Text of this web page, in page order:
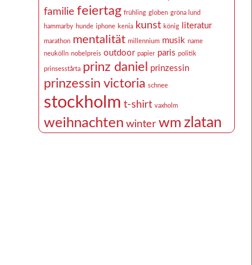
familie feiertag frühling globen gröna lund
hammarby hunde iphone kenia kunst könig literatur
marathon mentalität millennium musik name
neukölln nobelpreis outdoor papier paris politik
prinsesstårta prinz daniel prinzessin
prinzessin victoria schnee
stockholm t-shirt vaxholm
weihnachten winter wm zlatan